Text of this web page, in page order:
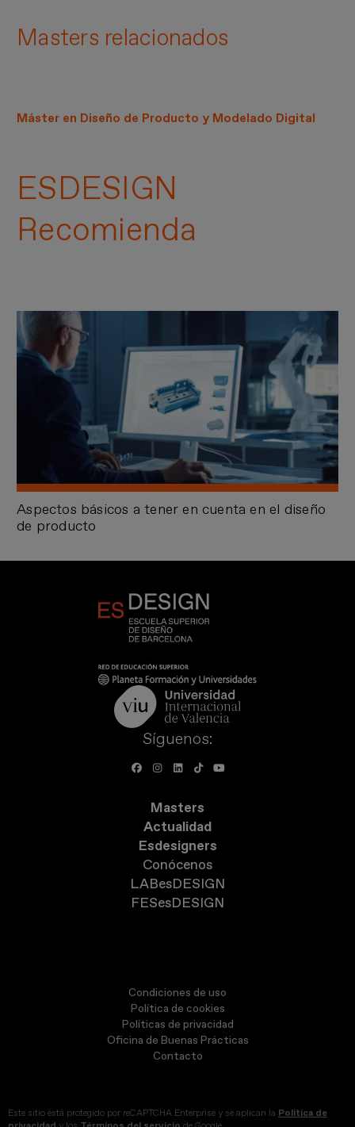
Masters relacionados
Máster en Diseño de Producto y Modelado Digital
ESDESIGN
Recomienda
Aspectos básicos a tener en cuenta en el diseño
de producto
Síguenos:
Masters
Actualidad
Esdesigners
Conócenos
LABesDESIGN
FESesDESIGN
Condiciones de uso
Política de cookies
Políticas de privacidad
Oficina de Buenas Prácticas
Contacto
Este sitio está protegido por reCAPTCHA Enterprise y se aplican la Política de